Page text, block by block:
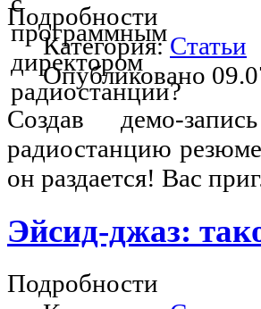
Подробности
Категория:Статьи
Опубликовано
Создав демо-
радиостанцию
он раздается! Вас
Эйсид-джаз:
Подробности